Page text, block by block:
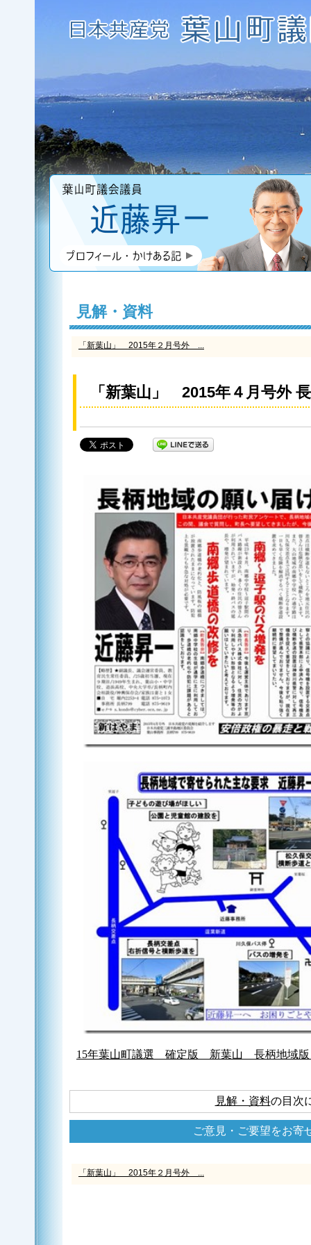
見解・資料
「新葉山」 2015年２月号外 ...
「新葉山」 2015年４月号外
15年葉山町議選 確定版 新葉山 長柄地域版
見解・資料の目次
ご意見・ご要望をお寄
「新葉山」 2015年２月号外 ...